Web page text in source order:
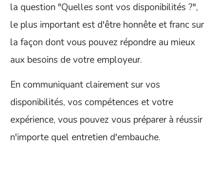
la question "Quelles sont vos disponibilités ?",
le plus important est d'être honnête et franc sur
la façon dont vous pouvez répondre au mieux
aux besoins de votre employeur.
En communiquant clairement sur vos
disponibilités, vos compétences et votre
expérience, vous pouvez vous préparer à réussir
n'importe quel entretien d'embauche.